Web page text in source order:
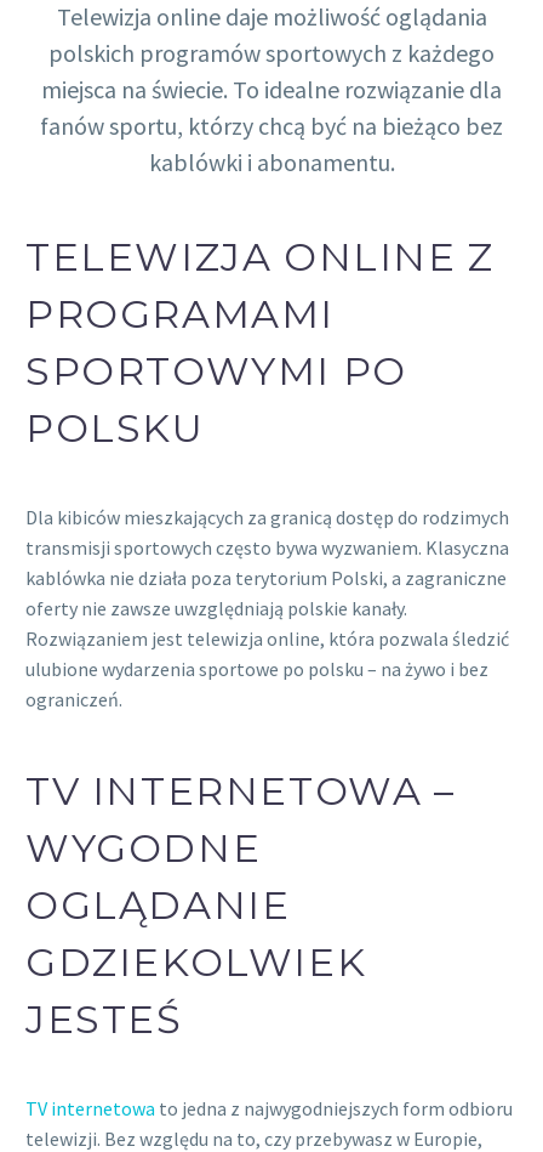
Telewizja online daje możliwość oglądania
polskich programów sportowych z każdego
miejsca na świecie. To idealne rozwiązanie dla
fanów sportu, którzy chcą być na bieżąco bez
kablówki i abonamentu.
TELEWIZJA ONLINE Z
PROGRAMAMI
SPORTOWYMI PO
POLSKU
Dla kibiców mieszkających za granicą dostęp do rodzimych
transmisji sportowych często bywa wyzwaniem. Klasyczna
kablówka nie działa poza terytorium Polski, a zagraniczne
oferty nie zawsze uwzględniają polskie kanały.
Rozwiązaniem jest telewizja online, która pozwala śledzić
ulubione wydarzenia sportowe po polsku – na żywo i bez
ograniczeń.
TV INTERNETOWA –
WYGODNE
OGLĄDANIE
GDZIEKOLWIEK
JESTEŚ
TV internetowa to jedna z najwygodniejszych form odbioru
telewizji. Bez względu na to, czy przebywasz w Europie,